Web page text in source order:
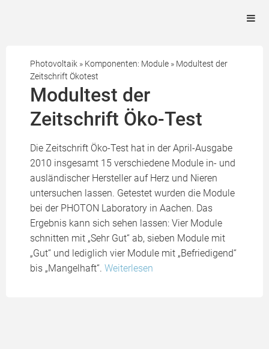
Photovoltaik » Komponenten: Module » Modultest der
Zeitschrift Ökotest
Modultest der
Zeitschrift Öko-Test
Die Zeitschrift Öko-Test hat in der April-Ausgabe
2010 insgesamt 15 verschiedene Module in- und
ausländischer Hersteller auf Herz und Nieren
untersuchen lassen. Getestet wurden die Module
bei der PHOTON Laboratory in Aachen. Das
Ergebnis kann sich sehen lassen: Vier Module
schnitten mit „Sehr Gut“ ab, sieben Module mit
„Gut“ und lediglich vier Module mit „Befriedigend“
bis „Mangelhaft“. Weiterlesen